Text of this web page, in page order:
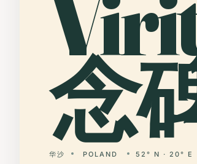
念
华沙 POLAND 52° N · 20° E